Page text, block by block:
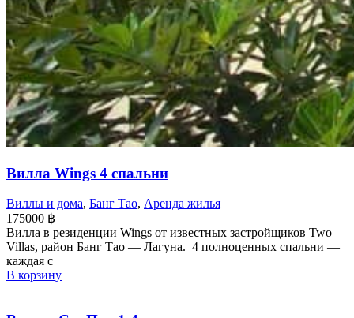
Вилла Wings 4 спальни
Виллы и дома, Банг Тао, Аренда жилья
175000 ฿
Вилла в резиденции Wings от известных застройщиков Two
Villas, район Банг Тао — Лагуна. 4 полноценных спальни —
каждая с
В корзину